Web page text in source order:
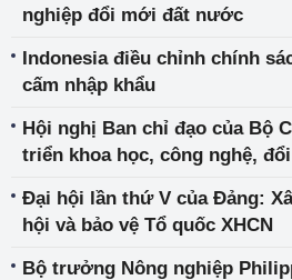
nghiệp đổi mới đất nước
Indonesia điều chỉnh chính
cấm nhập khẩu
Hội nghị Ban chỉ đạo của Bộ
triển khoa học, công nghệ,
Đại hội lần thứ V của Đảng:
hội và bảo vệ Tổ quốc XHCN
Bộ trưởng Nông nghiệp